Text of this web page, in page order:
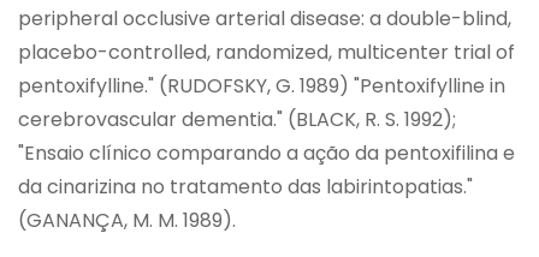
peripheral occlusive arterial disease: a double-blind,
placebo-controlled, randomized, multicenter trial of
pentoxifylline." (RUDOFSKY, G. 1989) "Pentoxifylline in
cerebrovascular dementia." (BLACK, R. S. 1992);
"Ensaio clínico comparando a ação da pentoxifilina e
da cinarizina no tratamento das labirintopatias."
(GANANÇA, M. M. 1989).